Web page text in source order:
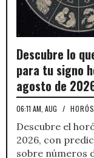
Descubre lo
para tu signo
agosto de
06:11 AM, AUG /
Descubre el
2026, con
sobre números